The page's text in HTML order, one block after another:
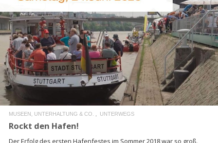
READ MORE
MUSEEN, UNTERHALTUNG & CO. UNTERWEGS
Rockt den Hafen!
Der Erfolg des ersten Hafenfestes im Sommer 2018 war so groß,